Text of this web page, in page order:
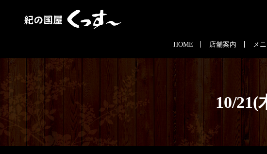
HOME 店舗案内 メ
10/21(